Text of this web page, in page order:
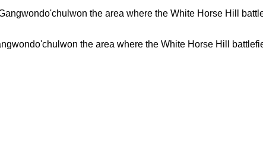
the area where the White Horse Hill